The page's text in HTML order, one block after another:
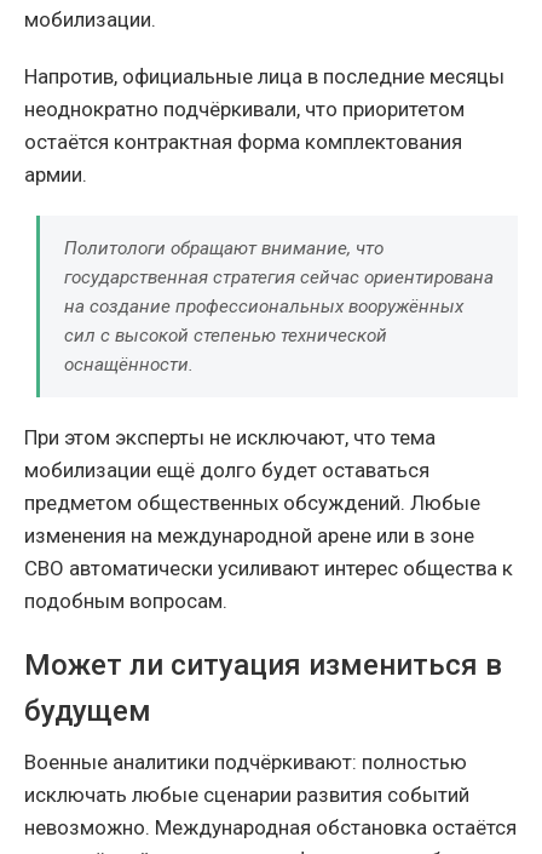
мобилизации.
Напротив, официальные лица в последние месяцы
неоднократно подчёркивали, что приоритетом
остаётся контрактная форма комплектования
армии.
Политологи обращают внимание, что
государственная стратегия сейчас ориентирована
на создание профессиональных вооружённых
сил с высокой степенью технической
оснащённости.
При этом эксперты не исключают, что тема
мобилизации ещё долго будет оставаться
предметом общественных обсуждений. Любые
изменения на международной арене или в зоне
СВО автоматически усиливают интерес общества к
подобным вопросам.
Может ли ситуация измениться в
будущем
Военные аналитики подчёркивают: полностью
исключать любые сценарии развития событий
невозможно. Международная обстановка остаётся